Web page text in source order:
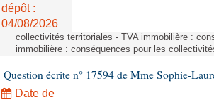
dépôt :
04/08/2026
collectivités territoriales - TVA immobilière :
immobilière : conséquences pour les
Question écrite n° 17594 de Mme Sophie-
Date de